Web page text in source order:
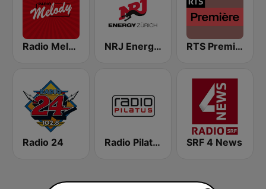
Radio Melody Schweiz NRJ Energy Zürich RTS Première
Radio 24 Radio Pilatus SRF 4 News